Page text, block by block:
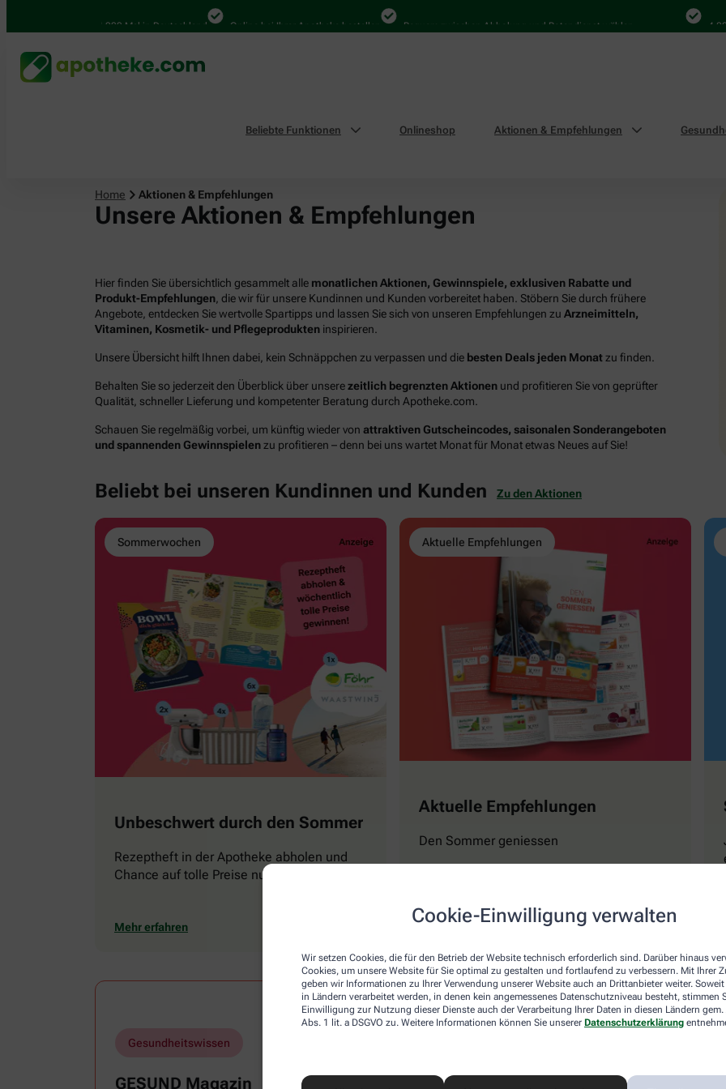
Cookie-Einwilligung verwalten
Wir setzen Cookies, die für den Betrieb der Website technisch erforderlich sind. Darüber hinaus
Cookies, um unsere Website für Sie optimal zu gestalten und fortlaufend zu verbessern. Mit Ihrer
geben wir Informationen zu Ihrer Verwendung unserer Website auch an Drittanbieter weiter. Soweit
in Ländern verarbeitet werden, in denen kein angemessenes Datenschutzniveau besteht, stimmen
Einwilligung zur Nutzung dieser Dienste auch der Verarbeitung Ihrer Daten in diesen Ländern
Abs. 1 lit. a DSGVO zu. Weitere Informationen können Sie unserer Datenschutzerklärung
4.000 Mal in Deutschland Online bei Ihrer Apotheke bestellen Bequem zwischen Abholung und Botendienst wählen 4.000
Beliebte Funktionen Onlineshop Aktionen & Empfehlungen
Home Aktionen & Empfehlungen
Unsere Aktionen & Empfehlungen
Hier finden Sie übersichtlich gesammelt alle monatlichen Aktionen, Gewinnspiele, exklusiven Rabatte und
Produkt-Empfehlungen , die wir für unsere Kundinnen und Kunden vorbereitet haben. Stöbern Sie durch frühere
Angebote, entdecken Sie wertvolle Spartipps und lassen Sie sich von unseren Empfehlungen zu Arzneimitteln,
Vitaminen, Kosmetik- und Pflegeprodukten inspirieren.
Unsere Übersicht hilft Ihnen dabei, kein Schnäppchen zu verpassen und die besten Deals jeden Monatzu finden.
Behalten Sie so jederzeit den Überblick über unserezeitlich begrenzten Aktionen und profitieren Sie von geprüfter
Qualität, schneller Lieferung und kompetenter Beratung durch Apotheke.com.
Schauen Sie regelmäßig vorbei, um künftig wieder von attraktiven Gutscheincodes, saisonalen Sonderangeboten
und spannenden Gewinnspielenzu profitieren – denn bei uns wartet Monat für Monat etwas Neues auf Sie!
Beliebt bei unseren Kundinnen und Kunden Zu den Aktionen
Sommerwochen
Unbeschwert durch den Sommer
Rezeptheft in der Apotheke abholen und
Chance auf tolle Preise nutzen
Mehr erfahren
Aktuelle Empfehlungen
Aktuelle Empfehlungen
Den Sommer geniessen
Mehr erfahren
Gesundheitswissen
GESUND Magazin
Magazin GESUND